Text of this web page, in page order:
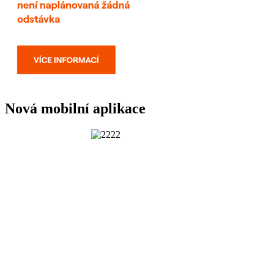
Nová mobilní aplikace